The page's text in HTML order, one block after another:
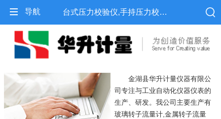
导航 台式压力校验仪,手持压力校验仪,便携式压力校验仪-金湖县华升计量仪器有限公司
金湖县华升计量仪器有限公
司专注与工业自动化仪器仪表的
生产、研发。我公司主要生产有
玻璃转子流量计,金属转子流量